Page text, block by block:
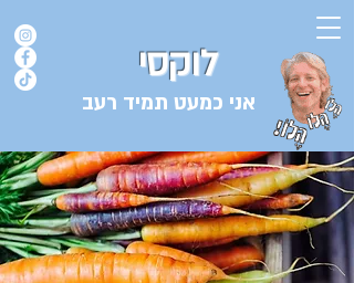
אני כמעט תמיד רעב
לוקסי